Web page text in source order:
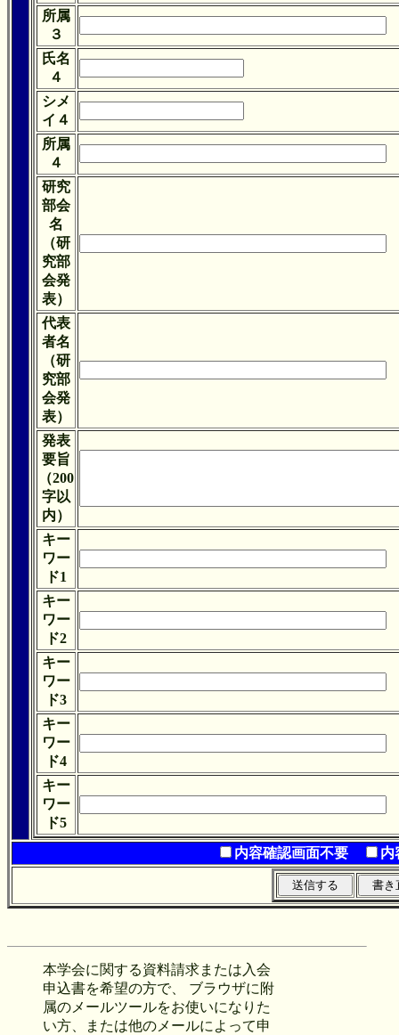
所属
３
氏名
４
シメ
イ４
所属
４
研究
部会
名
（研
究部
会発
表）
代表
者名
（研
究部
会発
表）
発表
要旨
（200
字以
内）
キー
ワー
ド1
キー
ワー
ド2
キー
ワー
ド3
キー
ワー
ド4
キー
ワー
ド5
内容確認画面不要
内
本学会に関する資料請求または入会
申込書を希望の方で、 ブラウザに附
属のメールツールをお使いになりた
い方、または他のメールによって申